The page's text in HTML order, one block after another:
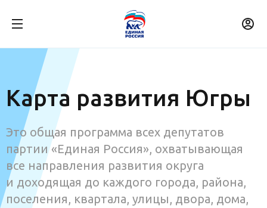
Карта развития Югры
Это общая программа всех депутатов
партии «Единая Россия», охватывающая
все направления развития округа
и доходящая до каждого города, района,
поселения, квартала, улицы, двора, дома,